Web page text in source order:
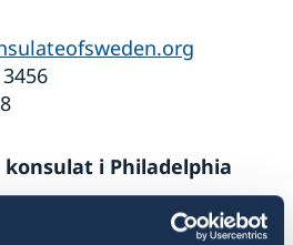
1428
i Philadelphia